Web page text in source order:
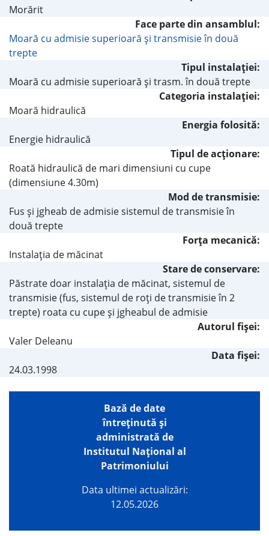
Morărit
Face parte din ansamblul:
Moară cu admisie superioară şi transmisie în două
trepte
Tipul instalaţiei:
Moară cu admisie superioară şi trasm. în două trepte
Categoria instalaţiei:
Moară hidraulică
Energia folosită:
Energie hidraulică
Tipul de acţionare:
Roată hidraulică de mari dimensiuni cu cupe
(dimensiune 4.30m)
Mod de transmisie:
Fus şi jgheab de admisie sistemul de transmisie în
două trepte
Forţa mecanică:
Instalaţia de măcinat
Stare de conservare:
Păstrate doar instalaţia de măcinat, sistemul de
transmisie (fus, sistemul de roţi de transmisie în 2
trepte) roata cu cupe şi jgheabul de admisie
Autorul fişei:
Valer Deleanu
Data fișei:
24.03.1998
Bază de date
întreţinută şi
administrată de
Institutul Național al
Patrimoniului
Data ultimei actualizări:
12.05.2026